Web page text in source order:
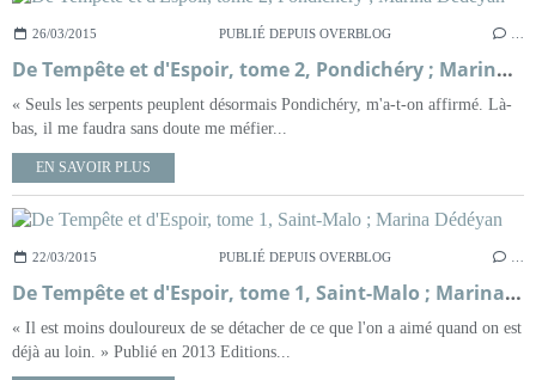
26/03/2015 PUBLIÉ DEPUIS OVERBLOG
De Tempête et d'Espoir, tome 2, Pondichéry ; Marina Dédéyan
« Seuls les serpents peuplent désormais Pondichéry, m'a-t-on affirmé. Là-
bas, il me faudra sans doute me méfier...
EN SAVOIR PLUS
22/03/2015 PUBLIÉ DEPUIS OVERBLOG
De Tempête et d'Espoir, tome 1, Saint-Malo ; Marina Dédéyan
« Il est moins douloureux de se détacher de ce que l'on a aimé quand on est
déjà au loin. » Publié en 2013 Editions...